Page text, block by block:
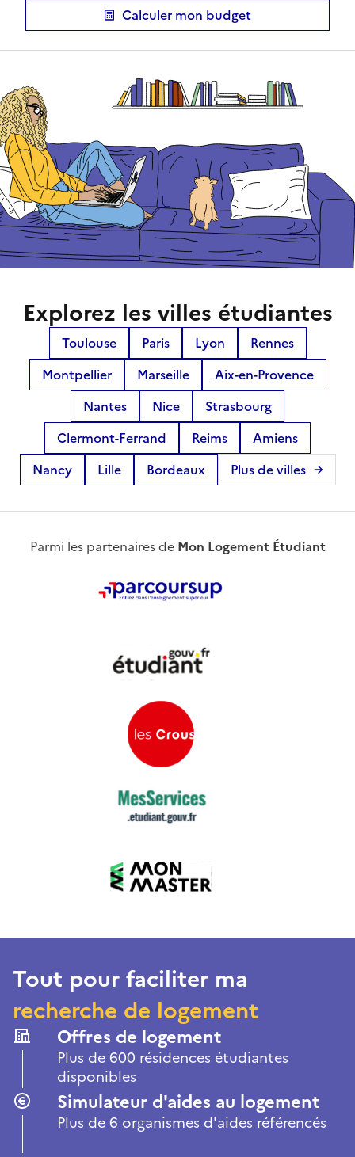
Calculer mon budget
Explorez les villes étudiantes
Toulouse Paris Lyon
Rennes
Montpellier
Marseille
Aix-en-Provence
Nantes
Nice
Strasbourg
Clermont-Ferrand
Reims
Amiens
Nancy
Lille Bordeaux Plus de villes
Parmi les partenaires de Mon Logement Étudiant
Tout pour faciliter ma
recherche de logement
Offres de logement
Plus de 600 résidences étudiantes
disponibles
Simulateur d'aides au logement
Plus de 6 organismes d'aides référencés